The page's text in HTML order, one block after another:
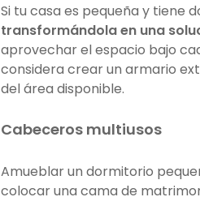
Si tu casa es pequeña y tiene
transformándola en una
aprovechar el espacio bajo
considera crear un armario
del área disponible.
Cabeceros multiusos
Amueblar un dormitorio
colocar una cama de